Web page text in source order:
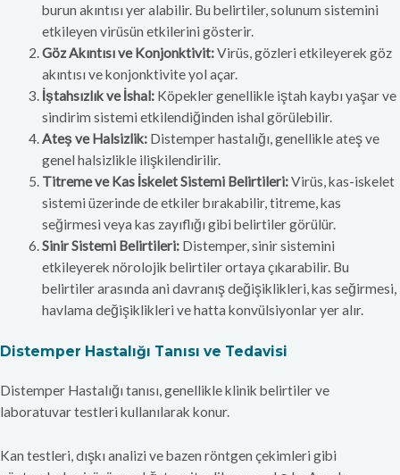
burun akıntısı yer alabilir. Bu belirtiler, solunum sistemini
etkileyen virüsün etkilerini gösterir.
Göz Akıntısı ve Konjonktivit:Virüs, gözleri etkileyerek göz
akıntısı ve konjonktivite yol açar.
İştahsızlık ve İshal:Köpekler genellikle iştah kaybı yaşar ve
sindirim sistemi etkilendiğinden ishal görülebilir.
Ateş ve Halsizlik:Distemper hastalığı, genellikle ateş ve
genel halsizlikle ilişkilendirilir.
Titreme ve Kas İskelet Sistemi Belirtileri:Virüs, kas-iskelet
sistemi üzerinde de etkiler bırakabilir, titreme, kas
seğirmesi veya kas zayıflığı gibi belirtiler görülür.
Sinir Sistemi Belirtileri:Distemper, sinir sistemini
etkileyerek nörolojik belirtiler ortaya çıkarabilir. Bu
belirtiler arasında ani davranış değişiklikleri, kas seğirmesi,
havlama değişiklikleri ve hatta konvülsiyonlar yer alır.
Distemper Hastalığı Tanısı ve Tedavisi
Distemper Hastalığı tanısı, genellikle klinik belirtiler ve
laboratuvar testleri kullanılarak konur.
Kan testleri, dışkı analizi ve bazen röntgen çekimleri gibi